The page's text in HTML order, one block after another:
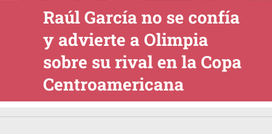
Raúl García no se confía
y advierte a Olimpia
sobre su rival en la Copa
Centroamericana